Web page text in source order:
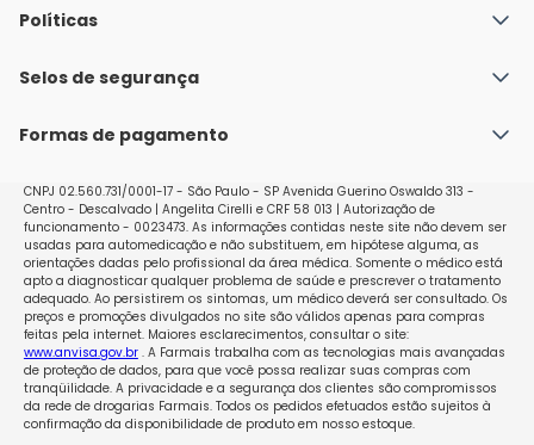
Quem Somos
Nossas lojas
Políticas
Política de Envio
Políticas de Trocas e Devoluções
Selos de segurança
Formas de pagamento
CNPJ 02.560.731/0001-17 - São Paulo - SP Avenida Guerino Oswaldo 313 -
Centro - Descalvado | Angelita Cirelli e CRF 58 013 | Autorização de
funcionamento - 0023473. As informações contidas neste site não devem ser
usadas para automedicação e não substituem, em hipótese alguma, as
orientações dadas pelo profissional da área médica. Somente o médico está
apto a diagnosticar qualquer problema de saúde e prescrever o tratamento
adequado. Ao persistirem os sintomas, um médico deverá ser consultado. Os
preços e promoções divulgados no site são válidos apenas para compras
feitas pela internet. Maiores esclarecimentos, consultar o site:
www.anvisa.gov.br. A Farmais trabalha com as tecnologias mais avançadas
de proteção de dados, para que você possa realizar suas compras com
tranqüilidade. A privacidade e a segurança dos clientes são compromissos
da rede de drogarias Farmais. Todos os pedidos efetuados estão sujeitos à
confirmação da disponibilidade de produto em nosso estoque.